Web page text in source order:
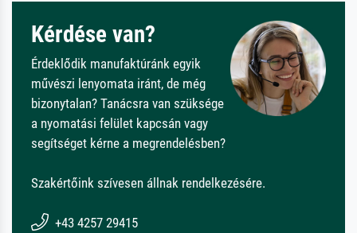
Kérdése van?
Érdeklődik manufaktúránk egyik
művészi lenyomata iránt, de még
bizonytalan? Tanácsra van szüksége
a nyomatási felület kapcsán vagy
segítséget kérne a megrendelésben?
Szakértőink szívesen állnak rendelkezésére.
+43 4257 29415